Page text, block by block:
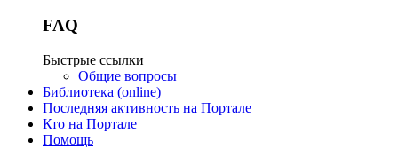
FAQ
Быстрые ссылки
Общие вопросы
Библиотека (online)
Последняя активность на Портале
Кто на Портале
Помощь